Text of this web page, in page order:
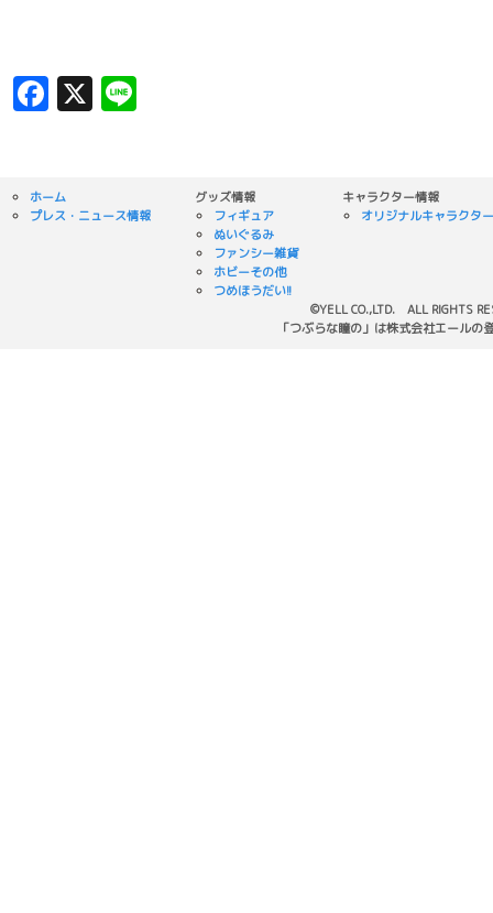
Facebook
X Line
ホーム
プレス・ニュース情報
グッズ情報
フィギュア
ぬいぐるみ
ファンシー雑貨
ホビーその他
つめほうだい!!
キャラクター情報
オリジナルキャラクター
©YELL CO.,LTD. ALL RIGHTS
「つぶらな瞳の」は株式会社エールの